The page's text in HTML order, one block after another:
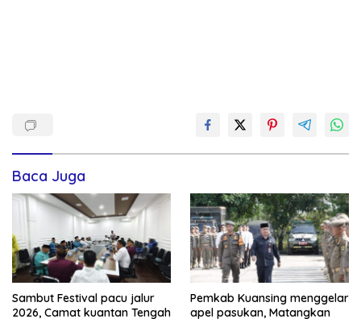
Baca Juga
Sambut Festival pacu jalur
2026, Camat kuantan Tengah
Pemkab Kuansing menggelar
apel pasukan, Matangkan